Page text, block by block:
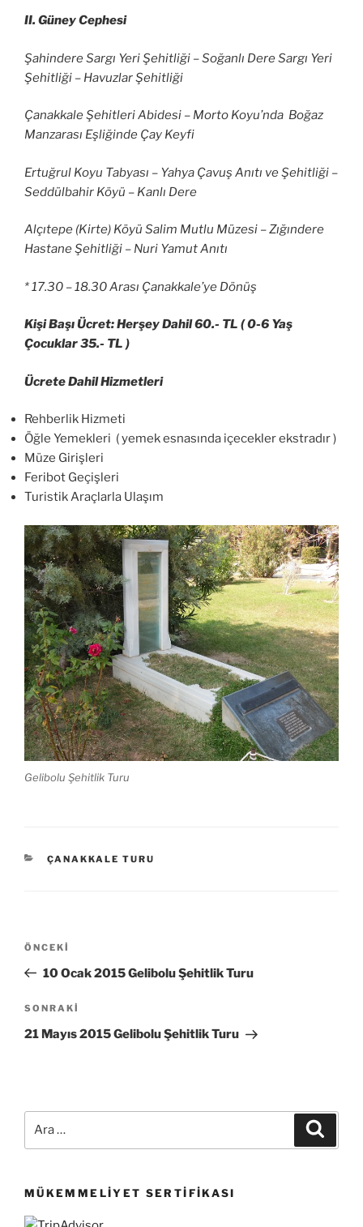
II. Güney Cephesi
Şahindere Sargı Yeri Şehitliği – Soğanlı Dere Sargı Yeri
Şehitliği – Havuzlar Şehitliği
Çanakkale Şehitleri Abidesi – Morto Koyu’nda Boğaz
Manzarası Eşliğinde Çay Keyfi
Ertuğrul Koyu Tabyası – Yahya Çavuş Anıtı ve Şehitliği –
Seddülbahir Köyü – Kanlı Dere
Alçıtepe (Kirte) Köyü Salim Mutlu Müzesi – Zığındere
Hastane Şehitliği – Nuri Yamut Anıtı
* 17.30 – 18.30 Arası Çanakkale’ye Dönüş
Kişi Başı Ücret: Herşey Dahil 60.- TL ( 0-6 Yaş
Çocuklar 35.- TL )
Ücrete Dahil Hizmetleri
Rehberlik Hizmeti
Öğle Yemekleri ( yemek esnasında içecekler ekstradır )
Müze Girişleri
Feribot Geçişleri
Turistik Araçlarla Ulaşım
Gelibolu Şehitlik Turu
KATEGORILER
ÇANAKKALE TURU
Yazı
Önceki
Yazı
ÖNCEKI
10 Ocak 2015 Gelibolu Şehitlik Turu
Sonraki
Yazı
SONRAKI
21 Mayıs 2015 Gelibolu Şehitlik Turu
MÜKEMMELIYET SERTIFIKASI